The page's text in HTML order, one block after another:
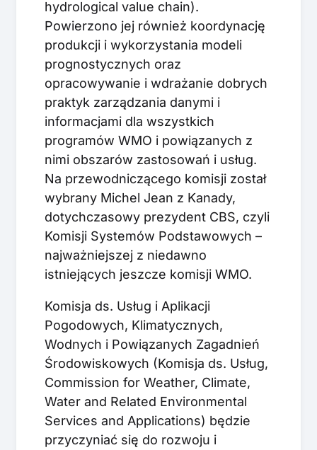
hydrological value chain).
Powierzono jej również koordynację
produkcji i wykorzystania modeli
prognostycznych oraz
opracowywanie i wdrażanie dobrych
praktyk zarządzania danymi i
informacjami dla wszystkich
programów WMO i powiązanych z
nimi obszarów zastosowań i usług.
Na przewodniczącego komisji został
wybrany Michel Jean z Kanady,
dotychczasowy prezydent CBS, czyli
Komisji Systemów Podstawowych –
najważniejszej z niedawno
istniejących jeszcze komisji WMO.
Komisja ds. Usług i Aplikacji
Pogodowych, Klimatycznych,
Wodnych i Powiązanych Zagadnień
Środowiskowych (Komisja ds. Usług,
Commission for Weather, Climate,
Water and Related Environmental
Services and Applications) będzie
przyczyniać się do rozwoju i